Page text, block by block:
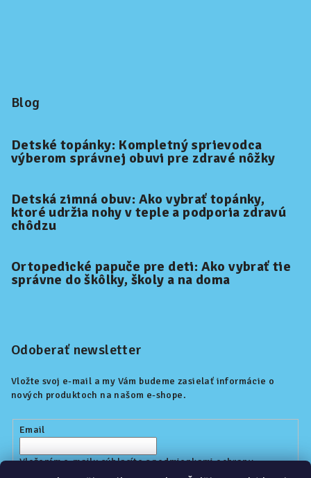
Blog
Detské topánky: Kompletný sprievodca
výberom správnej obuvi pre zdravé nôžky
Detská zimná obuv: Ako vybrať topánky,
ktoré udržia nohy v teple a podporia zdravú
chôdzu
Ortopedické papuče pre deti: Ako vybrať tie
správne do škôlky, školy a na doma
Odoberať newsletter
Vložte svoj e-mail a my Vám budeme zasielať informácie o
nových produktoch na našom e-shope.
Email
Vložením e-mailu súhlasíte spodmienkami ochrany